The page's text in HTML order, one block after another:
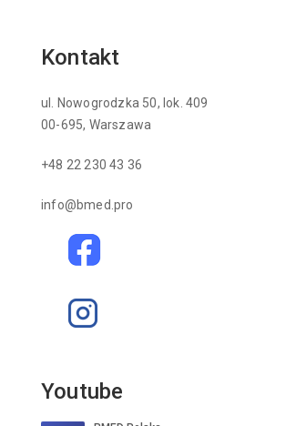
Kontakt
ul. Nowogrodzka 50, lok. 409
00-695, Warszawa
+48 22 230 43 36
info@bmed.pro
Youtube